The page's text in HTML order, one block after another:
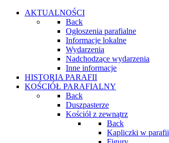
AKTUALNOŚCI
Back
Ogłoszenia parafialne
Informacje lokalne
Wydarzenia
Nadchodzące wydarzenia
Inne informacje
HISTORIA PARAFII
KOŚCIÓŁ PARAFIALNY
Back
Duszpasterze
Kościół z zewnątrz
Back
Kapliczki w parafii